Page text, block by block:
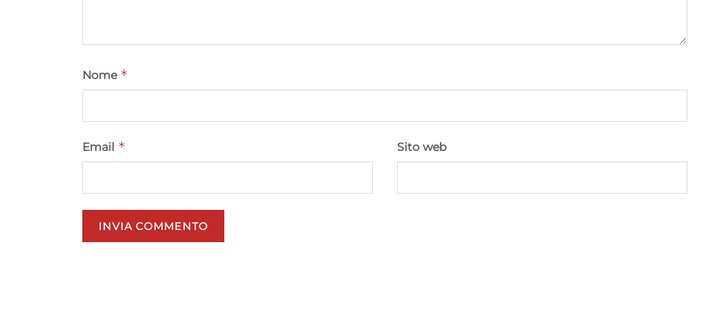
correggere errori, Erogare e presentare
Nome *
Email * Sito web